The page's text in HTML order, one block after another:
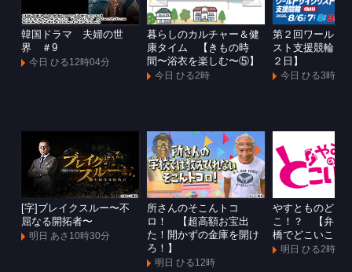
韓国ドラマ 夫婦の世
界 ＃9
今日 ひる12時04分
暮らしのカルチャー＆健
康タイム 【きもの時
間〜浴衣を楽しむ〜⑤】
今日 ひる2時
第２回ワールド
スト支援競輪
２日】
今日 ひる3時
[字]ブレイクスルー〜不
屈なる開拓者〜
明日 あさ10時30分
所さんのそこんトコ
ロ！ 【超高額お宝出
た！開かずの金庫を開け
ろ！】
明日 ひる12時
やすとものどこ
こ！？ 【弁天
橋でどこいこ！
明日 ひる2時